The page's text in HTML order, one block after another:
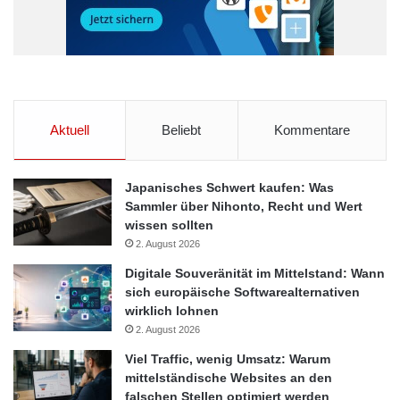
Interoperabilitätsmodell
Die Interoperabilität der elektronischen Rechnungsstellung ist
mehrere Modelle, die jeweils ihre Vor- und Nachteile mit sich
bringen:
Verbindungen, ist aber nicht skalierbar.
Das Drei-Ecken-Modell ist zwar ähnlich, ermöglicht aber
indirekte Verbindungen über einen
Das Vier-Ecken-Modell hingegen erleichtert indirekte
Verbindungen zwischen Anbietern und Käufern und bietet
Skalierbarkeit bei minimalem Implementierungsaufwand.
Das sich entwickelnde Fünf-Ecken-Modell führt eine
zentrale Steuerplattform als fünfte Ecke ein, die den
Aktuell Beliebt Kommentare
Japanisches Schwert kaufen: Was
Sammler über Nihonto, Recht und Wert
wissen sollten
2. August 2026
Digitale Souveränität im Mittelstand: Wann
sich europäische Softwarealternativen
wirklich lohnen
2. August 2026
Viel Traffic, wenig Umsatz: Warum
mittelständische Websites an den
falschen Stellen optimiert werden